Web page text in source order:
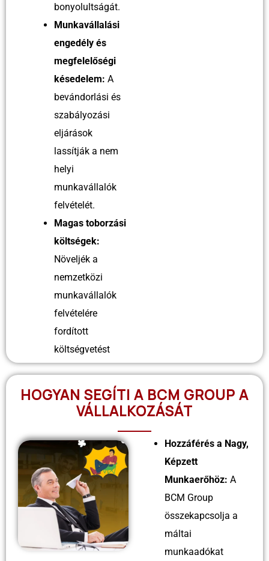
bonyolultságát.
Munkavállalási
engedély és
megfelelőségi
késedelem: A
bevándorlási és
szabályozási
eljárások
lassítják a nem
helyi
munkavállalók
felvételét.
Magas toborzási
költségek:
Növeljék a
nemzetközi
munkavállalók
felvételére
fordított
költségvetést
HOGYAN SEGÍTI A BCM GROUP A
VÁLLALKOZÁSÁT
Hozzáférés a Nagy,
Képzett
Munkaerőhöz: A
BCM Group
összekapcsolja a
máltai
munkaadókat